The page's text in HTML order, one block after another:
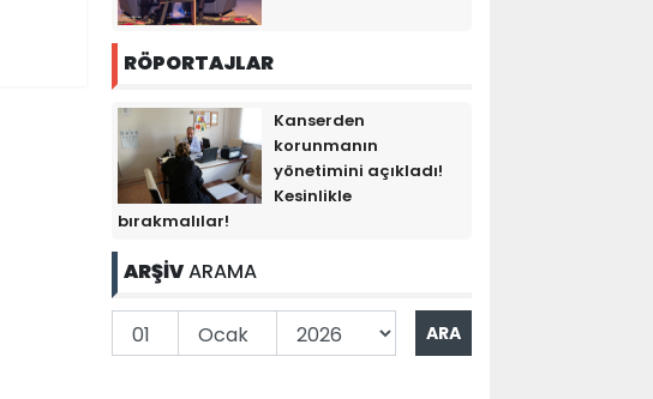
RÖPORTAJLAR
Kanserden
korunmanın
yönetimini açıkladı!
Kesinlikle
bırakmalılar!
ARŞİVARAMA